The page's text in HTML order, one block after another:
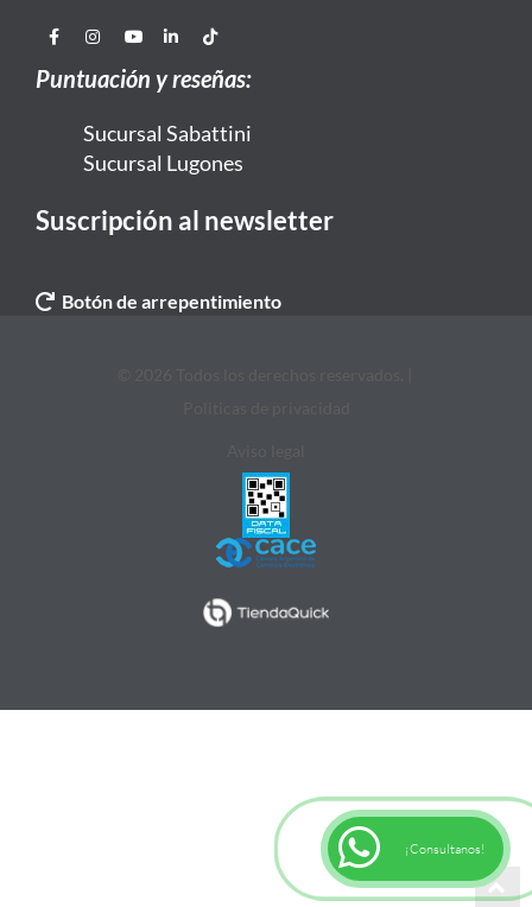
Puntuación y reseñas:
Sucursal Sabattini
Sucursal Lugones
Suscripción al newsletter
Botón de arrepentimiento
¡Consultanos!